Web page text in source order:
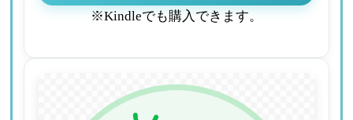
※Kindleでも購入できます。